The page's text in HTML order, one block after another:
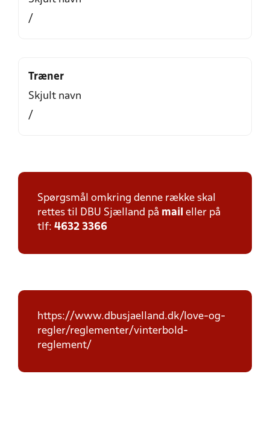
/
Træner
Skjult navn
/
Spørgsmål omkring denne række skal
rettes til DBU Sjælland på mail eller på
tlf: 4632 3366
https://www.dbusjaelland.dk/love-og-
regler/reglementer/vinterbold-
reglement/